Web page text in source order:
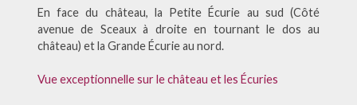
En face du château, la Petite Écurie au sud (Côté
avenue de Sceaux à droite en tournant le dos au
château) et la Grande Écurie au nord.
Vue exceptionnelle sur le château et les Écuries